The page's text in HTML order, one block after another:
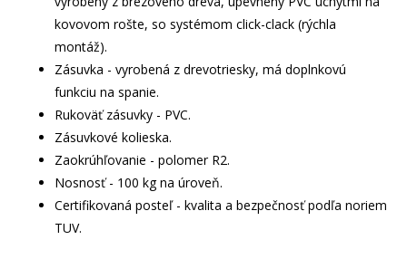
kovovom rošte, so systémom click-clack (rýchla
montáž).
Zásuvka - vyrobená z drevotriesky, má doplnkovú
funkciu na spanie.
Rukoväť zásuvky - PVC.
Zásuvkové kolieska.
Zaokrúhľovanie - polomer R2.
Nosnosť - 100 kg na úroveň.
Certifikovaná posteľ - kvalita a bezpečnosť podľa noriem
TUV.